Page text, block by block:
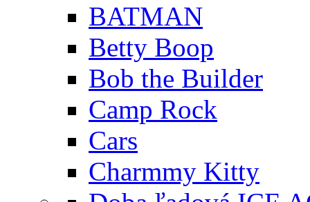
BATMAN
Betty Boop
Bob the Builder
Camp Rock
Cars
Charmmy Kitty